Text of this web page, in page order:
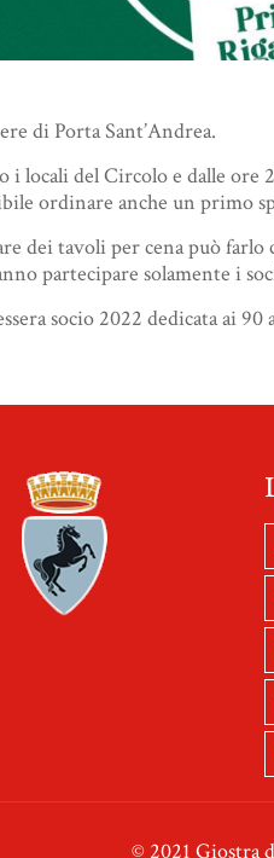
di Porta Sant’Andrea.
locali del Circolo e dalle
ordinare anche un primo
dei tavoli per cena può
partecipare solamente i
socio 2022 dedicata ai 90
© 2021 Giostra